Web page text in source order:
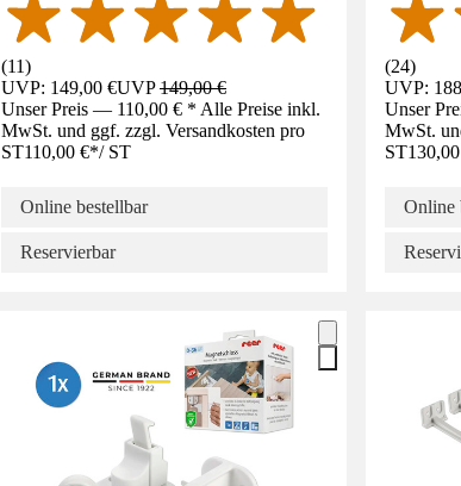
(11)
UVP: 149,00 €UVP149,00 €
Unser Preis — 110,00 € * Alle Preise inkl.
MwSt. und ggf. zzgl. Versandkosten pro
ST110,00 €*/ ST
Online bestellbar
Reservierbar
(24)
UVP:
Unser
MwSt.
ST
Online